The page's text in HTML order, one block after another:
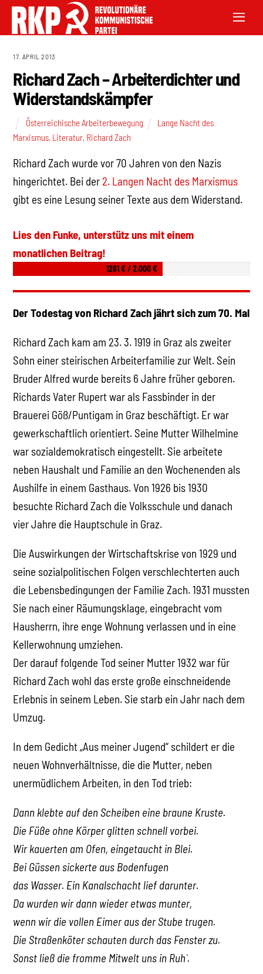
17. APRIL 2013
Richard Zach – Arbeiterdichter und
Widerstandskämpfer
Österreichische Arbeiterbewegung
Lange Nacht des
Marxismus, Literatur, Richard Zach
Richard Zach wurde vor 70 Jahren von den Nazis
hingerichtet. Bei der 2. Langen Nacht des Marxismus
gibt es eine Lesung seiner Texte aus dem Widerstand.
Lies den Funke, unterstütz uns mit einem
monatlichen Beitrag!
1261 € / 2.000 €
Der Todestag von Richard Zach jährt sich zum 70. Mal
Richard Zach kam am 23. 3. 1919 in Graz als zweiter
Sohn einer steirischen Arbeiterfamilie zur Welt. Sein
Bruder Alfred wurde bereits 6 Jahre früher geboren.
Richards Vater Rupert war als Fassbinder in der
Brauerei Göß/Puntigam in Graz beschäftigt. Er war
gewerkschaftlich orientiert. Seine Mutter Wilhelmine
war sozialdemokratisch eingestellt. Sie arbeitete
neben Haushalt und Familie an den Wochenenden als
Aushilfe in einem Gasthaus. Von 1926 bis 1930
besuchte Richard Zach die Volksschule und danach
vier Jahre die Hauptschule in Graz.
Die Auswirkungen der Wirtschaftskrise von 1929 und
seine sozialpolitischen Folgen verschlechterten auch
die Lebensbedingungen der Familie Zach. 1931 mussten
Sie nach einer Räumungsklage, eingebracht vom
Hausherrn, ihre enge Wohnung verlassen und in eine
Kellerwohnung umziehen.
Der darauf folgende Tod seiner Mutter 1932 war für
Richard Zach wohl das erste große einschneidende
Erlebnis in seinem Leben. Sie starb ein Jahr nach dem
Umzug.
In dem Gedicht „Aus meiner Jugend“ schildert er die
neuen Wohnverhältnisse, die die Mutter, neben
unermüdlichem Arbeiten, in den Tod trieb:
Dann klebte auf den Scheiben eine braune Kruste.
Die Füße ohne Körper glitten schnell vorbei.
Wir kauerten am Ofen, eingetaucht in Blei.
Bei Güssen sickerte aus Bodenfugen
das Wasser. Ein Kanalschacht lief darunter.
Da wurden wir dann wieder etwas munter,
wenn wir die vollen Eimer aus der Stube trugen.
Die Straßenköter schauten durch das Fenster zu.
Sonst ließ die fromme Mitwelt uns in Ruh`.